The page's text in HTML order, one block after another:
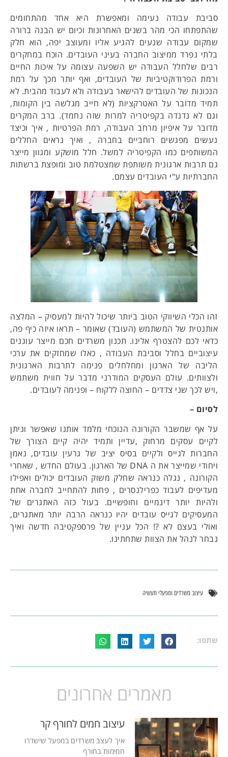
סביבת עבודה נעימה ומאפשרת היא אחד מהתחומים
שהתפתחו הכי מהר בשנים האחרונות וכיום יש הבנה ברורה
שמקום עבודה שנעים להגיע אליו ומעוצב יפה, הוא חלק
בלתי נפרד ממיצוב החברה בעיני העובדים. הוכח במחקרים
רבים שלחלל העבודה יש השפעה עצומה על איכות החיים
ורמת הפרודוקטיביות של העובדים, ואף יותר מכך על רמת
הנכונות של העובדים להישאר בעבודה ולא לעבוד מהבית. לא
תמיד מדובר על האטרקציות (לא חייב מגלשה בין הקומות,
וגם לא נדנדה בקפיטריה למרות שזה נחמד). ברב המקרים
מדובר על איפיון מרחב העבודה, רמת הפרטיות , איך וכיצד
נעשים מפגשים רוחביים בחברה , ואיך נראים החללים
המשותפים כמו הקפיטריה למשל. חלל מושקע ומגוון מייצר
גם תרבות ארגונית משותפת שמצטלמת טוב ומופצת ברשתות
החברתיות ע"י העובדים עצמם.
זהו הכלי השיווקי הטוב ביותר שיכול להיות למעסיק – המלצה
אותנטית של המשתמש (העובד) שאומר – תראו איזה כיף פה,
כדאי לכם להצטרף אלינו. תכנון משרדים חכם מייצר עוגנים
עיצוביים בחלל וסביבת העבודה , כאלו שמחזקים את ערכי
הליבה של הארגון ומחלחלים פנימה לתרבות הארגונית
ולצוותים. עולם העסקים המודרני מדבר על חווית משתמש
,ויש לכך שני צדדים – החוצה ללקוח – ופנימה לעובדים.
לסיום –
על אף שמשבר הקורונה הנוכחי מלמד אותנו שאפשר וניתן
לקיים עסקים מרחוק ,עדיין ותמיד יהיה קיים הצורך של
החברות לגייס ולקיים בסיס יציב של גרעין עובדים, נאמן
ויחודי שמייצר את ה DNA של הארגון. בעולם החדש , שאחרי
הקורונה , נגלה כנראה שחלק משוק העובדים יכולים ואפילו
מעדיפים לעבוד כפרילנסרים , פחות להתחייב לחברה אחת
ולהיות יותר דינמיים וחופשיים. בעול כזה האתגרים של
המעסיקים לגייס עובדים יהיו כנראה הרבה יותר מאתגרים,
ואולי בעצם לא ?! הכל עניין של פרספקטיבה חדשה ואיך
נבחר לנהל את הצוות שתחתינו.
עיצוב משרדים ומפעלי תעשיה
שתפו:
מאמרים אחרונים
עיצוב חמים לחורף קר
איך לעצב משרדים במפעל שישדרו
חמימות בחורף